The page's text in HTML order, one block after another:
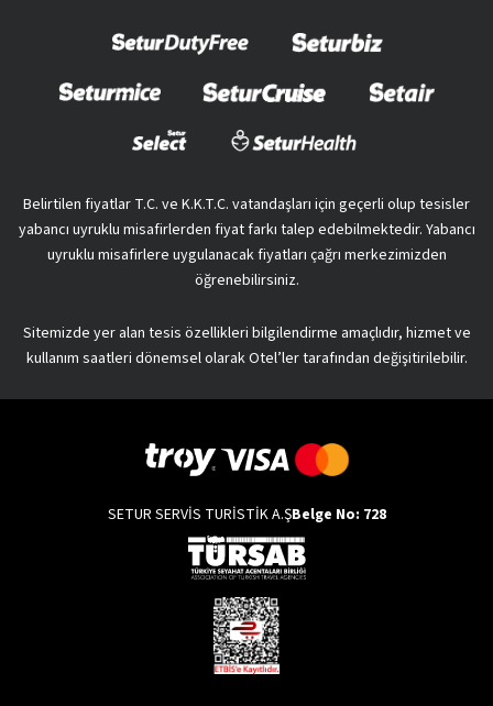
Belirtilen fiyatlar T.C. ve K.K.T.C. vatandaşları için geçerli olup tesisler
yabancı uyruklu misafirlerden fiyat farkı talep edebilmektedir. Yabancı
uyruklu misafirlere uygulanacak fiyatları çağrı merkezimizden
öğrenebilirsiniz.
Sitemizde yer alan tesis özellikleri bilgilendirme amaçlıdır, hizmet ve
kullanım saatleri dönemsel olarak Otel’ler tarafından değişitirilebilir.
SETUR SERVİS TURİSTİK A.ŞBelge No: 728